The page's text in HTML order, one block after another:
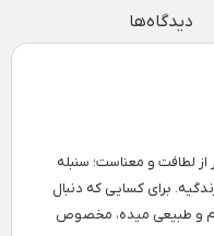
دیدگاه‌ها
از لطافت و معناست؛ سنبله
برای کسایی که دنبال
و طبیعی میده، مخصوص